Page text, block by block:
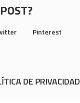
Pinterest
DE PRIVACIDAD